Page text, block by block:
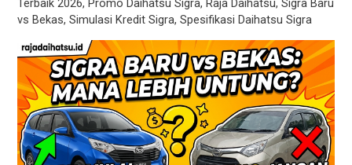
Terbaik 2026,Promo Daihatsu Sigra,Raja Daihatsu,Sigra Baru
vs Bekas,Simulasi Kredit Sigra,Spesifikasi Daihatsu Sigra